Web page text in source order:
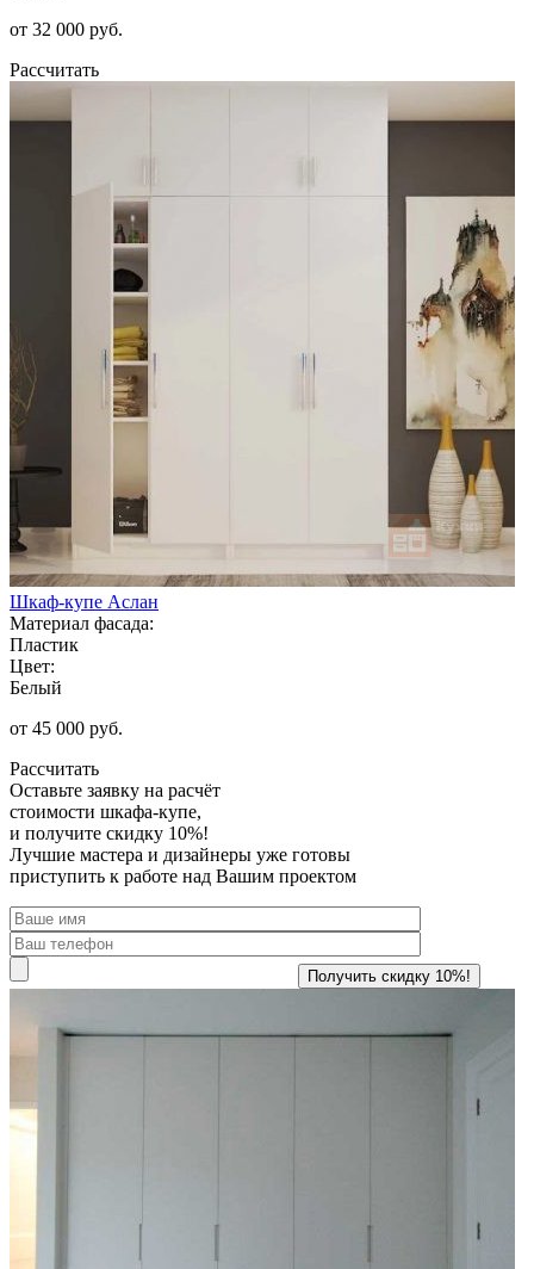
от 32 000 руб.
Рассчитать
Шкаф-купе Аслан
Материал фасада:
Пластик
Цвет:
Белый
от 45 000 руб.
Рассчитать
Оставьте заявку на расчёт
стоимости шкафа-купе,
и получите скидку 10%!
Лучшие мастера и дизайнеры уже готовы
приступить к работе над Вашим проектом